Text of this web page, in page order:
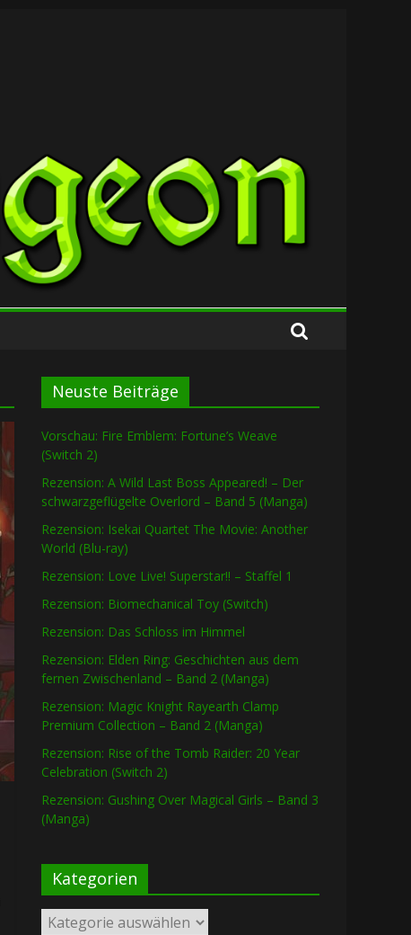
Neuste Beiträge
Vorschau: Fire Emblem: Fortune’s Weave
(Switch 2)
Rezension: A Wild Last Boss Appeared! – Der
schwarzgeflügelte Overlord – Band 5 (Manga)
Rezension: Isekai Quartet The Movie: Another
World (Blu-ray)
Rezension: Love Live! Superstar!! – Staffel 1
Rezension: Biomechanical Toy (Switch)
Rezension: Das Schloss im Himmel
Rezension: Elden Ring: Geschichten aus dem
fernen Zwischenland – Band 2 (Manga)
Rezension: Magic Knight Rayearth Clamp
Premium Collection – Band 2 (Manga)
Rezension: Rise of the Tomb Raider: 20 Year
Celebration (Switch 2)
Rezension: Gushing Over Magical Girls – Band 3
(Manga)
Kategorien
Kategorien